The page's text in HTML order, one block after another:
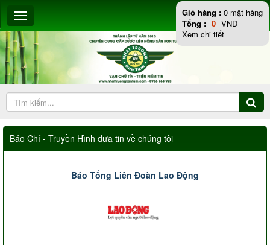
Báo Chí - Truyền Hình đưa tin về chúng tôi
Báo Tổng Liên Đoàn Lao Động
Giỏ hàng : 0 mặt hàng
Tổng : 0 VND
Xem chi tiết